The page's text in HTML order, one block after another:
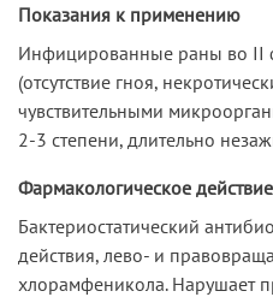
Показания к применению
Инфицированные раны во II
(отсутствие гноя,
чувствительными
2-3 степени, длительно
Фармакологическое действие
Бактериостатический
действия, лево- и
хлорамфеникола. Нарушает